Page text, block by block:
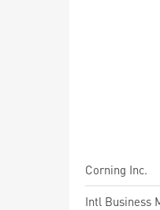
Corning Inc.